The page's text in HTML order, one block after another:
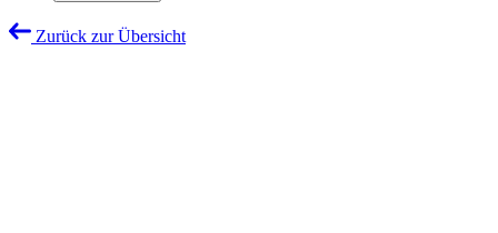
Zurück zur Übersicht